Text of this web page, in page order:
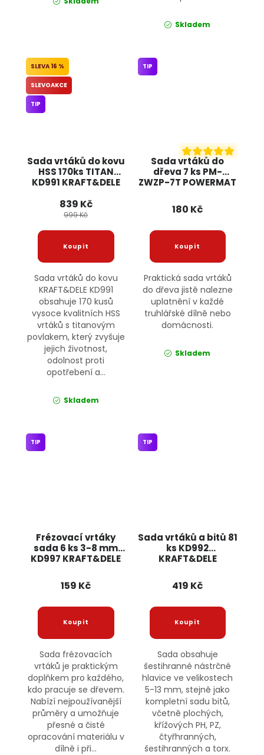
Skladem
Sada vrtáků do kovu
HSS 170ks TITAN
KD991 KRAFT&DELE
16 %
SLEVOAKCE
TIP
839 Kč
999 Kč
Sada vrtáků do kovu
KRAFT&DELE KD991
obsahuje 170 kusů
vysoce kvalitních HSS
vrtáků s titanovým
povlakem, který zvyšuje
jejich životnost,
odolnost proti
opotřebení a...
Skladem
Sada vrtáků do
dřeva 7 ks PM-
ZWZP-7T POWERMAT
TIP
180 Kč
Praktická sada vrtáků
do dřeva jistě nalezne
uplatnění v každé
truhlářské dílně nebo
domácnosti.
Skladem
Frézovací vrtáky
sada 6 ks 3-8 mm
KD997 KRAFT&DELE
TIP
159 Kč
Sada frézovacích
vrtáků je praktickým
doplňkem pro každého,
kdo pracuje se dřevem.
Nabízí nejpoužívanější
průměry a umožňuje
přesné a čisté
opracování materiálu v
dílně i při...
Sada vrtáků a bitů 81
ks KD992
KRAFT&DELE
TIP
419 Kč
Sada obsahuje
šestihranné nástrčné
hlavice ve velikostech
5-13 mm, stejně jako
kompletní sadu bitů,
včetně plochých,
křížových PH, PZ,
čtyřhranných,
šestihranných a torx.